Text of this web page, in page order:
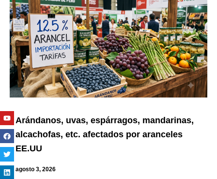
Arándanos, uvas, espárragos, mandarinas,
alcachofas, etc. afectados por aranceles
EE.UU
agosto 3, 2026
Youtube
Facebook
Twitter
Linkedin
Instagram